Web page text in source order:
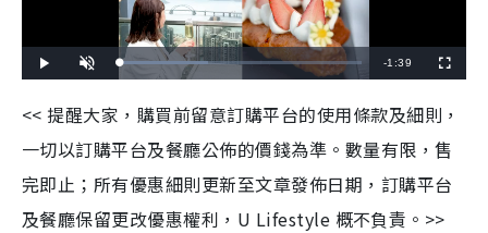
l
n
t
e
L
o
e
d
3
6
4
0
%
R
a
i
n
-1:39
u
s
c
e
<< 提醒大家，購買前留意訂購平台的使用條款及細則，
一切以訂購平台及餐廳公佈的價錢為準。數量有限，售
完即止；所有優惠細則更新至文章發佈日期，訂購平台
及餐廳保留更改優惠權利，U Lifestyle 概不負責。>>